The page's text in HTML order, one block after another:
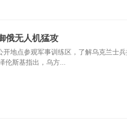
俄无人机猛攻
地点参观军事训练区，了解乌克兰士兵
伦斯基指出，乌方...